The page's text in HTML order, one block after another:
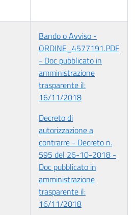
Bando o Avviso -
ORDINE_4577191.PDF
- Doc pubblicato in
amministrazione
trasparente il:
16/11/2018
Decreto di
autorizzazione a
contrarre - Decreto n.
595 del 26-10-2018 -
Doc pubblicato in
amministrazione
trasparente il:
16/11/2018